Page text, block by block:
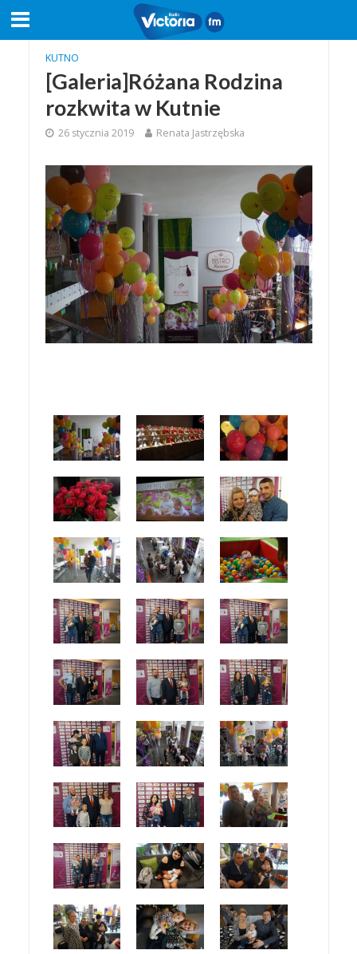
KUTNO
[Galeria]Różana Rodzina
rozkwita w Kutnie
26 stycznia 2019 Renata Jastrzębska